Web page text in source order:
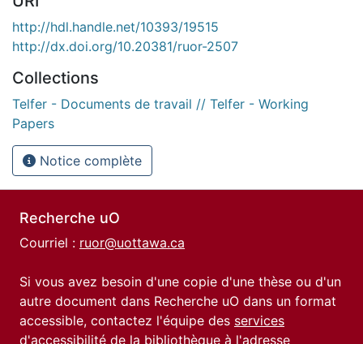
http://hdl.handle.net/10393/19515
http://dx.doi.org/10.20381/ruor-2507
Collections
Telfer - Documents de travail // Telfer - Working
Papers
Notice complète
Recherche uO
Courriel : ruor@uottawa.ca
Si vous avez besoin d'une copie d'une thèse ou d'un
autre document dans Recherche uO dans un format
accessible, contactez l'équipe des services
d'accessibilité de la bibliothèque à l'adresse